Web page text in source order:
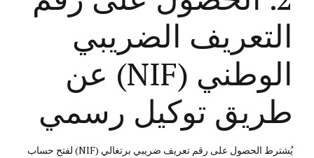
التعريف الضريبي
الوطني (NIF) عن
طريق توكيل رسمي
يُشترط الحصول على رقم تعريف ضريبي برتغالي (NIF) لفتح حساب